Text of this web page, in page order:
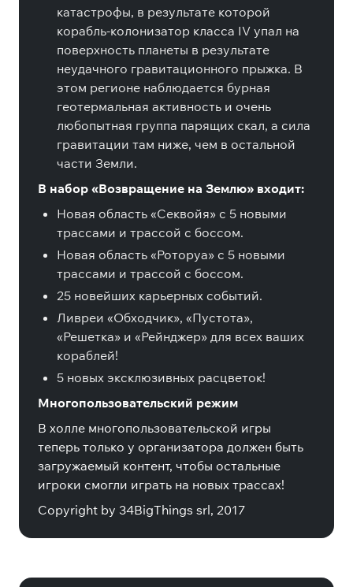
катастрофы, в результате которой
корабль-колонизатор класса IV упал на
поверхность планеты в результате
неудачного гравитационного прыжка. В
этом регионе наблюдается бурная
геотермальная активность и очень
любопытная группа парящих скал, а сила
гравитации там ниже, чем в остальной
части Земли.
В набор «Возвращение на Землю» входит:
Новая область «Секвойя» с 5 новыми
трассами и трассой с боссом.
Новая область «Роторуа» с 5 новыми
трассами и трассой с боссом.
25 новейших карьерных событий.
Ливреи «Обходчик», «Пустота»,
«Решетка» и «Рейнджер» для всех ваших
кораблей!
5 новых эксклюзивных расцветок!
Многопользовательский режим
В холле многопользовательской игры
теперь только у организатора должен быть
загружаемый контент, чтобы остальные
игроки смогли играть на новых трассах!
Copyright by 34BigThings srl, 2017